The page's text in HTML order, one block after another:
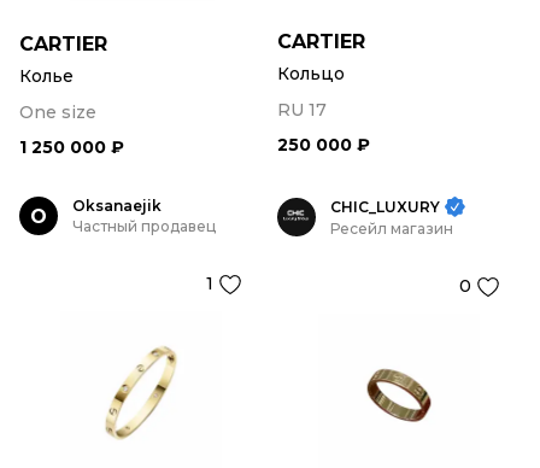
CARTIER
Колье
One size
1 250 000 ₽
CARTIER
Кольцо
RU 17
250 000 ₽
O
Oksanaejik
Частный продавец
1
CHIC_LUXURY
Ресейл магазин
0